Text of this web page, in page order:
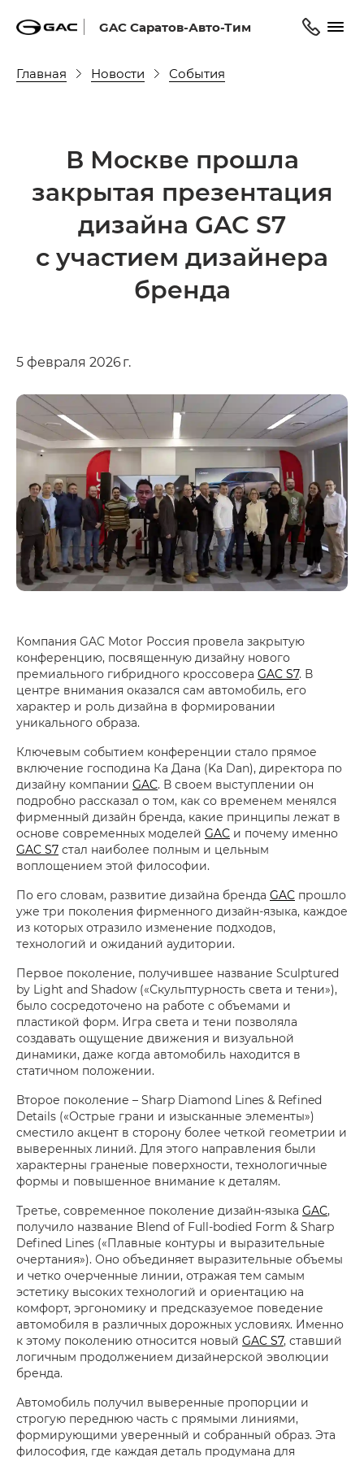
GAC Саратов-Авто-Тим
Главная Новости События
В Москве прошла
закрытая презентация
дизайна GAC S7
с участием дизайнера
бренда
5 февраля 2026 г.
Компания GAC Motor Россия провела закрытую
конференцию, посвященную дизайну нового
премиального гибридного кроссовера GAC S7. В
центре внимания оказался сам автомобиль, его
характер и роль дизайна в формировании
уникального образа.
Ключевым событием конференции стало прямое
включение господина Ка Дана (Ka Dan), директора по
дизайну компании GAC. В своем выступлении он
подробно рассказал о том, как со временем менялся
фирменный дизайн бренда, какие принципы лежат в
основе современных моделей GAC и почему именно
GAC S7 стал наиболее полным и цельным
воплощением этой философии.
По его словам, развитие дизайна бренда GAC прошло
уже три поколения фирменного дизайн-языка, каждое
из которых отразило изменение подходов,
технологий и ожиданий аудитории.
Первое поколение, получившее название Sculptured
by Light and Shadow («Скульптурность света и тени»),
было сосредоточено на работе с объемами и
пластикой форм. Игра света и тени позволяла
создавать ощущение движения и визуальной
динамики, даже когда автомобиль находится в
статичном положении.
Второе поколение – Sharp Diamond Lines & Refined
Details («Острые грани и изысканные элементы»)
сместило акцент в сторону более четкой геометрии и
выверенных линий. Для этого направления были
характерны граненые поверхности, технологичные
формы и повышенное внимание к деталям.
Третье, современное поколение дизайн-языка GAC,
получило название Blend of Full-bodied Form & Sharp
Defined Lines («Плавные контуры и выразительные
очертания»). Оно объединяет выразительные объемы
и четко очерченные линии, отражая тем самым
эстетику высоких технологий и ориентацию на
комфорт, эргономику и предсказуемое поведение
автомобиля в различных дорожных условиях. Именно
к этому поколению относится новый GAC S7, ставший
логичным продолжением дизайнерской эволюции
бренда.
Автомобиль получил выверенные пропорции и
строгую переднюю часть с прямыми линиями,
формирующими уверенный и собранный образ. Эта
философия, где каждая деталь продумана для